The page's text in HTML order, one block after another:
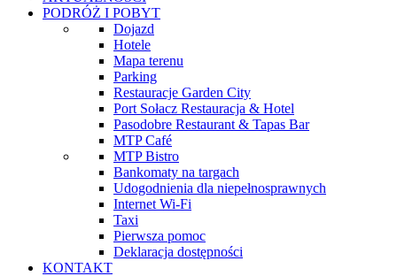
PODRÓŻ I POBYT
Dojazd
Hotele
Mapa terenu
Parking
Restauracje Garden City
Port Sołacz Restauracja & Hotel
Pasodobre Restaurant & Tapas Bar
MTP Café
MTP Bistro
Bankomaty na targach
Udogodnienia dla niepełnosprawnych
Internet Wi-Fi
Taxi
Pierwsza pomoc
Deklaracja dostępności
KONTAKT